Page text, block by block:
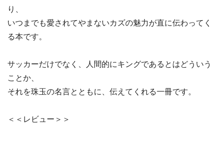
り、
いつまでも愛されてやまないカズの魅力が直に伝わってく
る本です。
サッカーだけでなく、人間的にキングであるとはどういう
ことか、
それを珠玉の名言とともに、伝えてくれる一冊です。
＜＜レビュー＞＞